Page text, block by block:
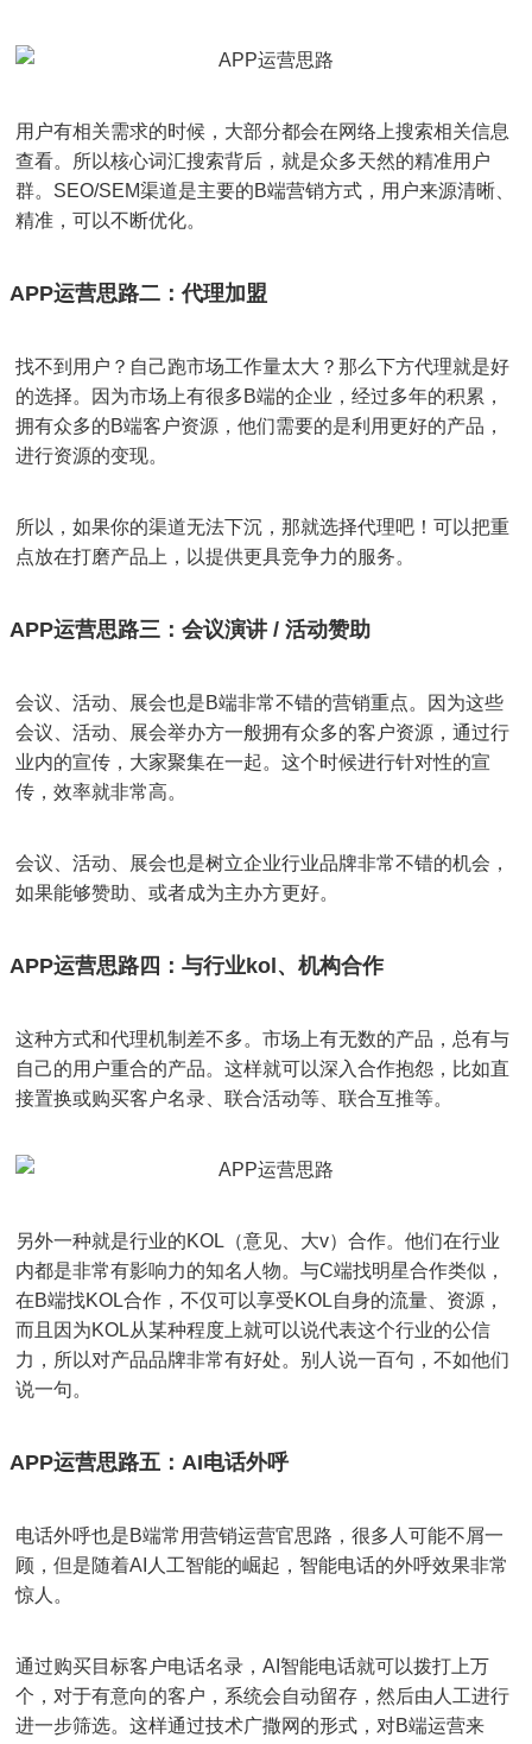
用户有相关需求的时候，大部分都会在网络上搜索相关信息
查看。所以核心词汇搜索背后，就是众多天然的精准用户
群。SEO/SEM渠道是主要的B端营销方式，用户来源清晰、
精准，可以不断优化。
APP运营思路二：代理加盟
找不到用户？自己跑市场工作量太大？那么下方代理就是好
的选择。因为市场上有很多B端的企业，经过多年的积累，
拥有众多的B端客户资源，他们需要的是利用更好的产品，
进行资源的变现。
所以，如果你的渠道无法下沉，那就选择代理吧！可以把重
点放在打磨产品上，以提供更具竞争力的服务。
APP运营思路三：会议演讲 / 活动赞助
会议、活动、展会也是B端非常不错的营销重点。因为这些
会议、活动、展会举办方一般拥有众多的客户资源，通过行
业内的宣传，大家聚集在一起。这个时候进行针对性的宣
传，效率就非常高。
会议、活动、展会也是树立企业行业品牌非常不错的机会，
如果能够赞助、或者成为主办方更好。
APP运营思路四：与行业kol、机构合作
这种方式和代理机制差不多。市场上有无数的产品，总有与
自己的用户重合的产品。这样就可以深入合作抱怨，比如直
接置换或购买客户名录、联合活动等、联合互推等。
另外一种就是行业的KOL（意见、大v）合作。他们在行业
内都是非常有影响力的知名人物。与C端找明星合作类似，
在B端找KOL合作，不仅可以享受KOL自身的流量、资源，
而且因为KOL从某种程度上就可以说代表这个行业的公信
力，所以对产品品牌非常有好处。别人说一百句，不如他们
说一句。
APP运营思路五：AI电话外呼
电话外呼也是B端常用营销运营官思路，很多人可能不屑一
顾，但是随着AI人工智能的崛起，智能电话的外呼效果非常
惊人。
通过购买目标客户电话名录，AI智能电话就可以拨打上万
个，对于有意向的客户，系统会自动留存，然后由人工进行
进一步筛选。这样通过技术广撒网的形式，对B端运营来